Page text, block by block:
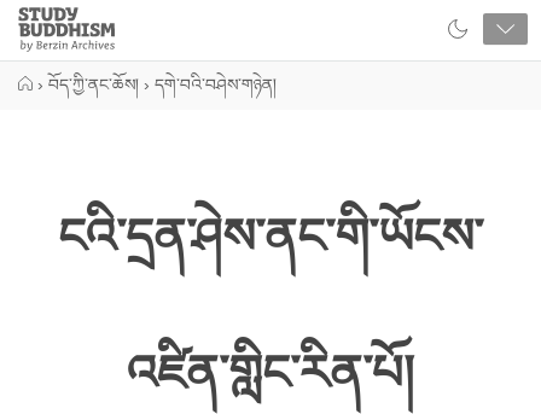
Close
Study
Buddhism
Home
› བོད་ཀྱི་ནང་ཆོས། › དགེ་བའི་བཤེས་གཉེན།
ངའི་དྲན་ཤེས་ནང་གི་ཡོངས་
འཛིན་གླིང་རིན་པོ།